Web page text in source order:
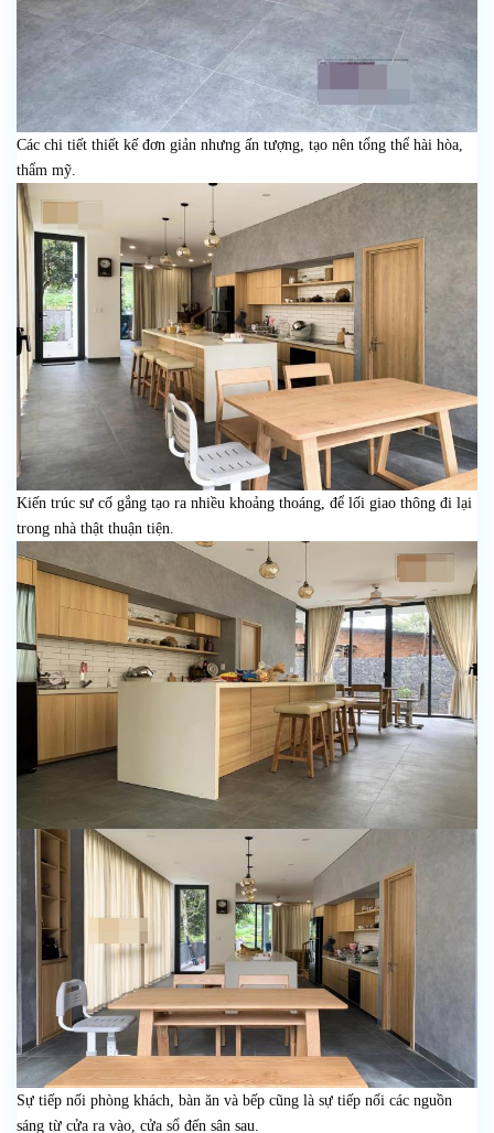
Các chi tiết thiết kế đơn giản nhưng ấn tượng, tạo nên tổng thể hài hòa,
thẩm mỹ.
Kiến trúc sư cố gắng tạo ra nhiều khoảng thoáng, để lối giao thông đi lại
trong nhà thật thuận tiện.
Sự tiếp nối phòng khách, bàn ăn và bếp cũng là sự tiếp nối các nguồn
sáng từ cửa ra vào, cửa sổ đến sân sau.